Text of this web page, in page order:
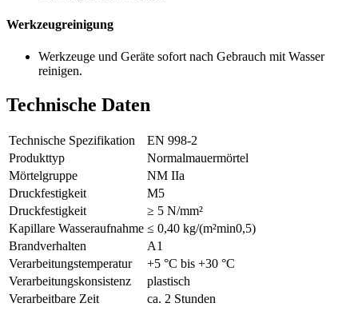
Werkzeugreinigung
Werkzeuge und Geräte sofort nach Gebrauch mit Wasser
reinigen.
Technische Daten
Technische Spezifikation
EN 998-2
Produkttyp
Normalmauermörtel
Mörtelgruppe
NM IIa
Druckfestigkeit
M5
Druckfestigkeit
≥ 5 N/mm²
Kapillare Wasseraufnahme ≤ 0,40 kg/(m²min0,5)
Brandverhalten
A1
Verarbeitungstemperatur
+5 °C bis +30 °C
Verarbeitungskonsistenz
plastisch
Verarbeitbare Zeit
ca. 2 Stunden